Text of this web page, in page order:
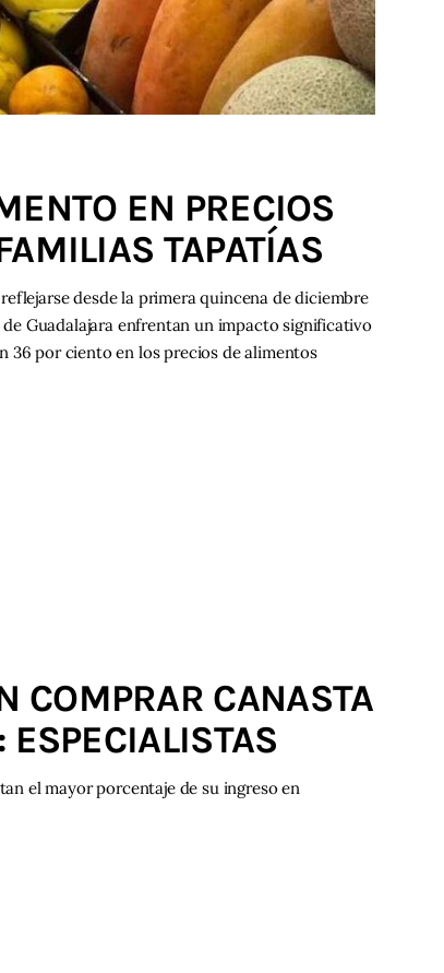
EN PRECIOS
TAPATÍAS
desde la primera quincena de diciembre
Guadalajara enfrentan un impacto significativo
36 por ciento en los precios de alimentos
COMPRAR CANASTA
el mayor porcentaje de su ingreso en